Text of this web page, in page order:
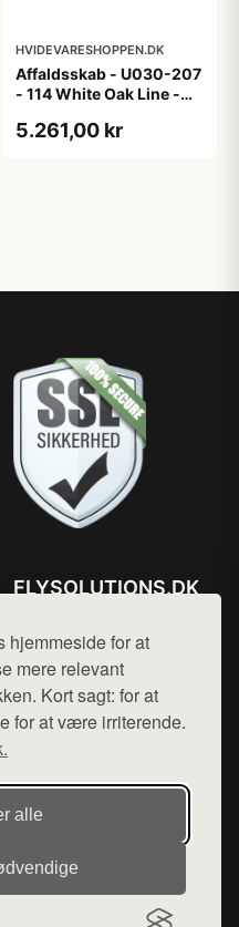
hjemmeside for at
mere relevant
Kort sagt: for at
for at være irriterende.
alle
HVIDEVARESHOPPEN.DK
Affaldsskab - U030-207
- 114 White Oak Line -
5.261,00 kr
FLYSOLUTIONS.DK
Mail: hej@want.dk
Cookie- og privatlivspolitik
udgiver en række
forskellige produkter fra
varer fra denne side - vi
Vi har heller ikke